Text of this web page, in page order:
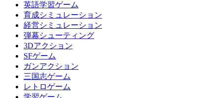
英語学習ゲーム
育成シミュレーション
経営シミュレーション
弾幕シューティング
3Dアクション
SFゲーム
ガンアクション
三国志ゲーム
レトロゲーム